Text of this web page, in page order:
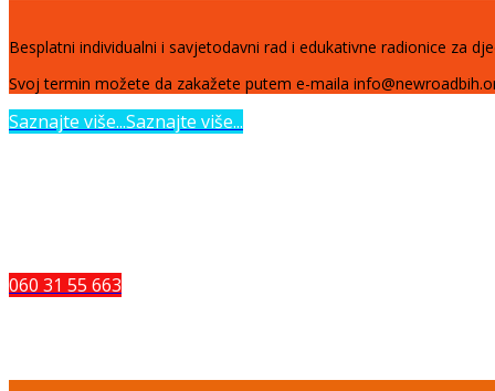
Besplatni individualni i savjetodavni rad i edukativne radionice za
Svoj termin možete da zakažete putem e-maila
Saznajte više...Saznajte više...
060 31 55 663